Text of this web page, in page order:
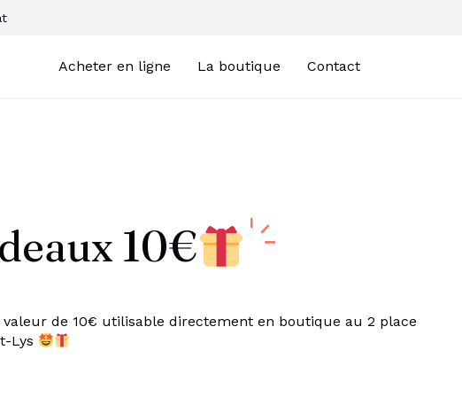
Acheter en ligne La boutique Contact
10€
valeur de 10€ utilisable directement en boutique au 2 place
Lys